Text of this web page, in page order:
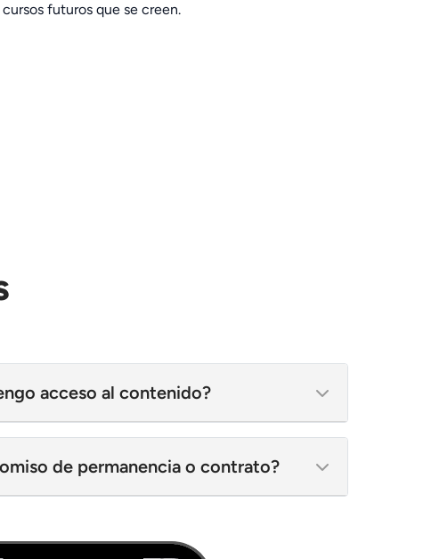
futuros que se creen.
acceso al contenido?
de permanencia o contrato?